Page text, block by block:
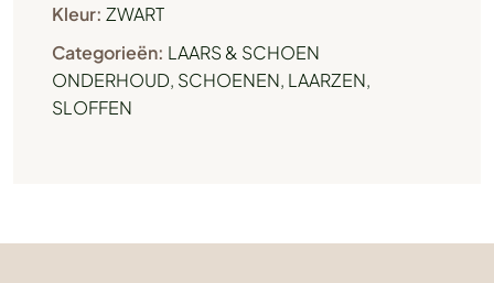
Kleur: ZWART
Categorieën: LAARS & SCHOEN
ONDERHOUD, SCHOENEN, LAARZEN,
SLOFFEN